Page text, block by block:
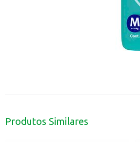
Produtos Similares